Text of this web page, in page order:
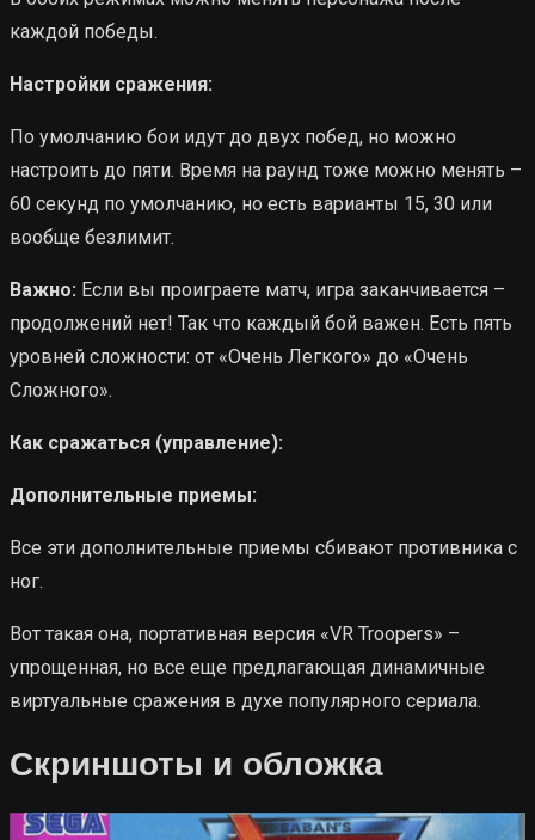
каждой победы.
Настройки сражения:
По умолчанию бои идут до двух побед, но можно
настроить до пяти. Время на раунд тоже можно менять –
60 секунд по умолчанию, но есть варианты 15, 30 или
вообще безлимит.
Важно: Если вы проиграете матч, игра заканчивается –
продолжений нет! Так что каждый бой важен. Есть пять
уровней сложности: от «Очень Легкого» до «Очень
Сложного».
Как сражаться (управление):
Дополнительные приемы:
Все эти дополнительные приемы сбивают противника с
ног.
Вот такая она, портативная версия «VR Troopers» –
упрощенная, но все еще предлагающая динамичные
виртуальные сражения в духе популярного сериала.
Скриншоты и обложка